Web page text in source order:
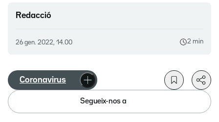
Redacció
26 gen. 2022, 14.00 2 min
Coronavirus
Segueix-nos a